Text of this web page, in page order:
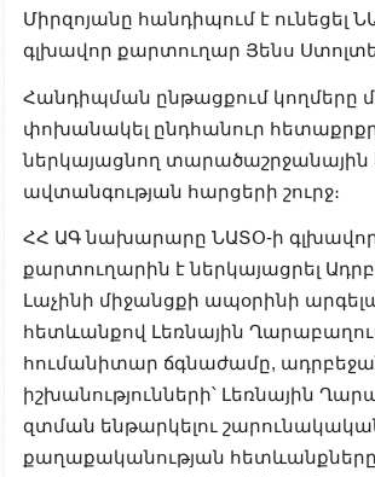
Միրզոյանը հանդիպում է ունեցել
գլխավոր քարտուղար Յենս
Հանդիպման ընթացքում կողմերը
փոխանակել ընդհանուր
ներկայացնող տարածաշրջանային
ավտանգության հարցերի շուրջ։
ՀՀ ԱԳ նախարարը ՆԱՏՕ-ի
քարտուղարին է ներկայացրել
Լաչինի միջանցքի ապօրինի
հետևանքով Լեռնային
հումանիտար ճգնաժամը,
իշխանությունների՝ Լեռնային
զտման ենթարկելու
քաղաքականության